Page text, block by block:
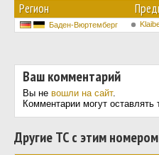
Регион
Баден-Вюртемберг
Ваш комментарий
Вы не вошли на сайт.
Комментарии могут оставлять
Другие ТС с этим